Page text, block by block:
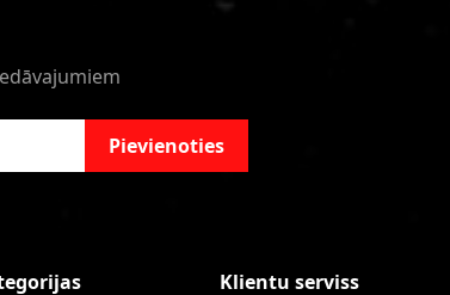
Pievienoties
Klientu serviss